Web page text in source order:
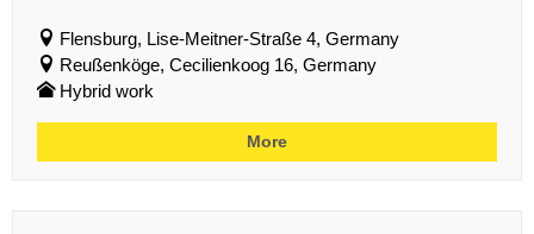
Flensburg, Lise-Meitner-Straße 4, Germany
Reußenköge, Cecilienkoog 16, Germany
Hybrid work
More